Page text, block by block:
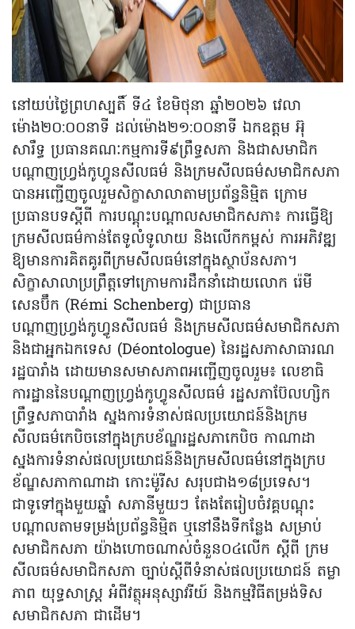
នៅយប់ថ្ងៃព្រហស្បតិ៍ ទី៤ ខែមិថុនា ឆ្នាំ២០២៦ វេលា
ម៉ោង២០:០០នាទី ដល់ម៉ោង២១:០០នាទី ឯកឧត្តម អ៊ុ
សារឹទ្ធ ប្រធានគណៈកម្មការទី៩ព្រឹទ្ធសភា និងជាសមាជិក
បណ្តាញហ្រ្វង់កូហ្វូនសីលធម៌ និងក្រមសីលធម៌សមាជិកសភា
បានអញ្ជើញចូលរួមសិក្ខាសាលាតាមប្រព័ន្ធនិម្មិត ក្រោម
ប្រធានបទស្តីពី ការបណ្តុះបណ្តាលសមាជិកសភា៖ ការធ្វើឱ្យ
ក្រមសីលធម៌កាន់តែទូលំទូលាយ និងលើកកម្ពស់ ការអភិវឌ្ឍ
ឱ្យមានការគិតគូរពីក្រមសីលធម៌នៅក្នុងស្ថាប័នសភា។
សិក្ខាសាលាប្រព្រឹត្តទៅក្រោមការដឹកនាំដោយលោក រ៉េមី
សេនប៊ឹក (Rémi Schenberg) ជាប្រធាន
បណ្តាញហ្រ្វង់កូហ្វូនសីលធម៌ និងក្រមសីលធម៌សមាជិកសភា
និងជាអ្នកឯកទេស (Déontologue) នៃរដ្ឋសភាសាធារណ
រដ្ឋបារាំង ដោយមានសមាសភាពអញ្ជើញចូលរួម៖ លេខាធិ
ការដ្ឋាននៃបណ្តាញហ្រ្វង់កូហ្វូនសីលធម៌ រដ្ឋសភាប៊ែលហ្សិក
ព្រឹទ្ធសភាបារាំង ស្នងការទំនាស់ផលប្រយោជន៍និងក្រម
សីលធម៌កេបិចនៅក្នុងក្របខ័ណ្ឌរដ្ឋសភាកេបិច កាណាដា
ស្នងការទំនាស់ផលប្រយោជន៍និងក្រមសីលធម៌នៅក្នុងក្រប
ខ័ណ្ឌសភាកាណាដា កោះម៉ូរីស សរុបជាង១៨ប្រទេស។
ជាទូទៅក្នុងមួយឆ្នាំ សភានីមួយៗ តែងតែរៀបចំវគ្គបណ្តុះ
បណ្តាលតាមទម្រង់ប្រព័ន្ធនិម្មិត ឬនៅនឹងទីកន្លែង សម្រាប់
សមាជិកសភា យ៉ាងហោចណាស់ចំនួន០៤លើក ស្តីពី ក្រម
សីលធម៌សមាជិកសភា ច្បាប់ស្តីពីទំនាស់ផលប្រយោជន៍ តម្លា
ភាព យុទ្ធសាស្រ្ត អំពីវត្ថុអនុស្សាវរីយ៍ និងកម្មវិធីតម្រង់ទិស
សមាជិកសភា ជាដើម។